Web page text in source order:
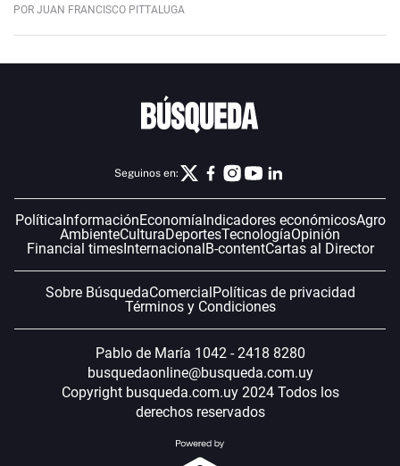
POR JUAN FRANCISCO PITTALUGA
Seguinos en:
PolíticaInformaciónEconomíaIndicadores económicosAgro
AmbienteCulturaDeportesTecnologíaOpinión
Financial timesInternacionalB-contentCartas al Director
Sobre BúsquedaComercialPolíticas de privacidad
Términos y Condiciones
Pablo de María 1042 - 2418 8280
busquedaonline@busqueda.com.uy
Copyright busqueda.com.uy 2024 Todos los
derechos reservados